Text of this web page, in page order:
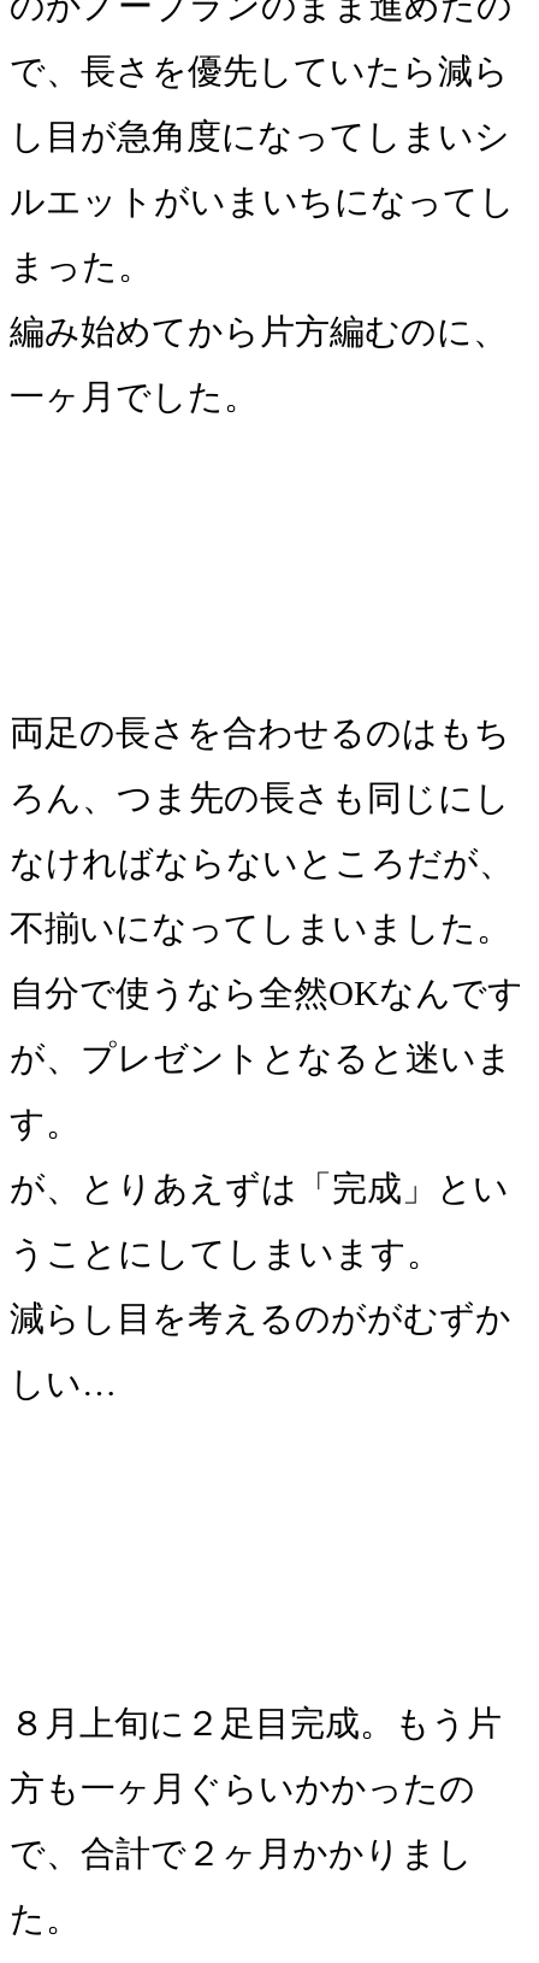
で、長さを優先していたら減ら
し目が急角度になってしまいシ
ルエットがいまいちになってし
まった。
編み始めてから片方編むのに、
一ヶ月でした。
両足の長さを合わせるのはもち
ろん、つま先の長さも同じにし
なければならないところだが、
不揃いになってしまいました。
自分で使うなら全然OKなんです
が、プレゼントとなると迷いま
す。
が、とりあえずは「完成」とい
うことにしてしまいます。
減らし目を考えるのががむずか
しい…
８月上旬に２足目完成。もう片
方も一ヶ月ぐらいかかったの
で、合計で２ヶ月かかりまし
た。